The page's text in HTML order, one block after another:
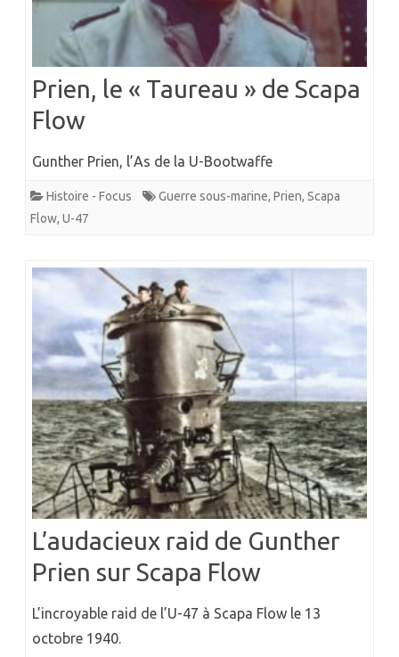
Prien, le « Taureau » de Scapa
Flow
Gunther Prien, l’As de la U-Bootwaffe
Histoire - Focus Guerre sous-marine, Prien, Scapa
Flow, U-47
L’audacieux raid de Gunther
Prien sur Scapa Flow
L’incroyable raid de l’U-47 à Scapa Flow le 13
octobre 1940.